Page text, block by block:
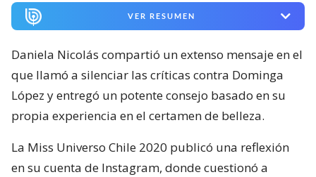
VER RESUMEN
Daniela Nicolás compartió un extenso mensaje en el
que llamó a silenciar las críticas contra Dominga
López y entregó un potente consejo basado en su
propia experiencia en el certamen de belleza.
La Miss Universo Chile 2020 publicó una reflexión
en su cuenta de Instagram, donde cuestionó a